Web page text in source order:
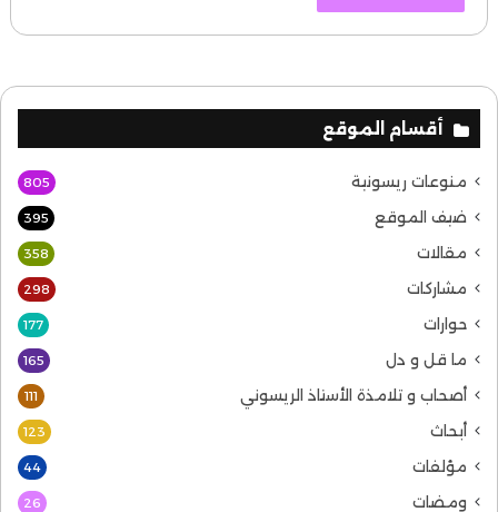
أقسام الموقع
منوعات ريسونية 805
ضيف الموقع 395
مقالات 358
مشاركات 298
حوارات 177
ما قل و دل 165
أصحاب و تلامذة الأستاذ الريسوني 111
أبحاث 123
مؤلفات 44
ومضات 26